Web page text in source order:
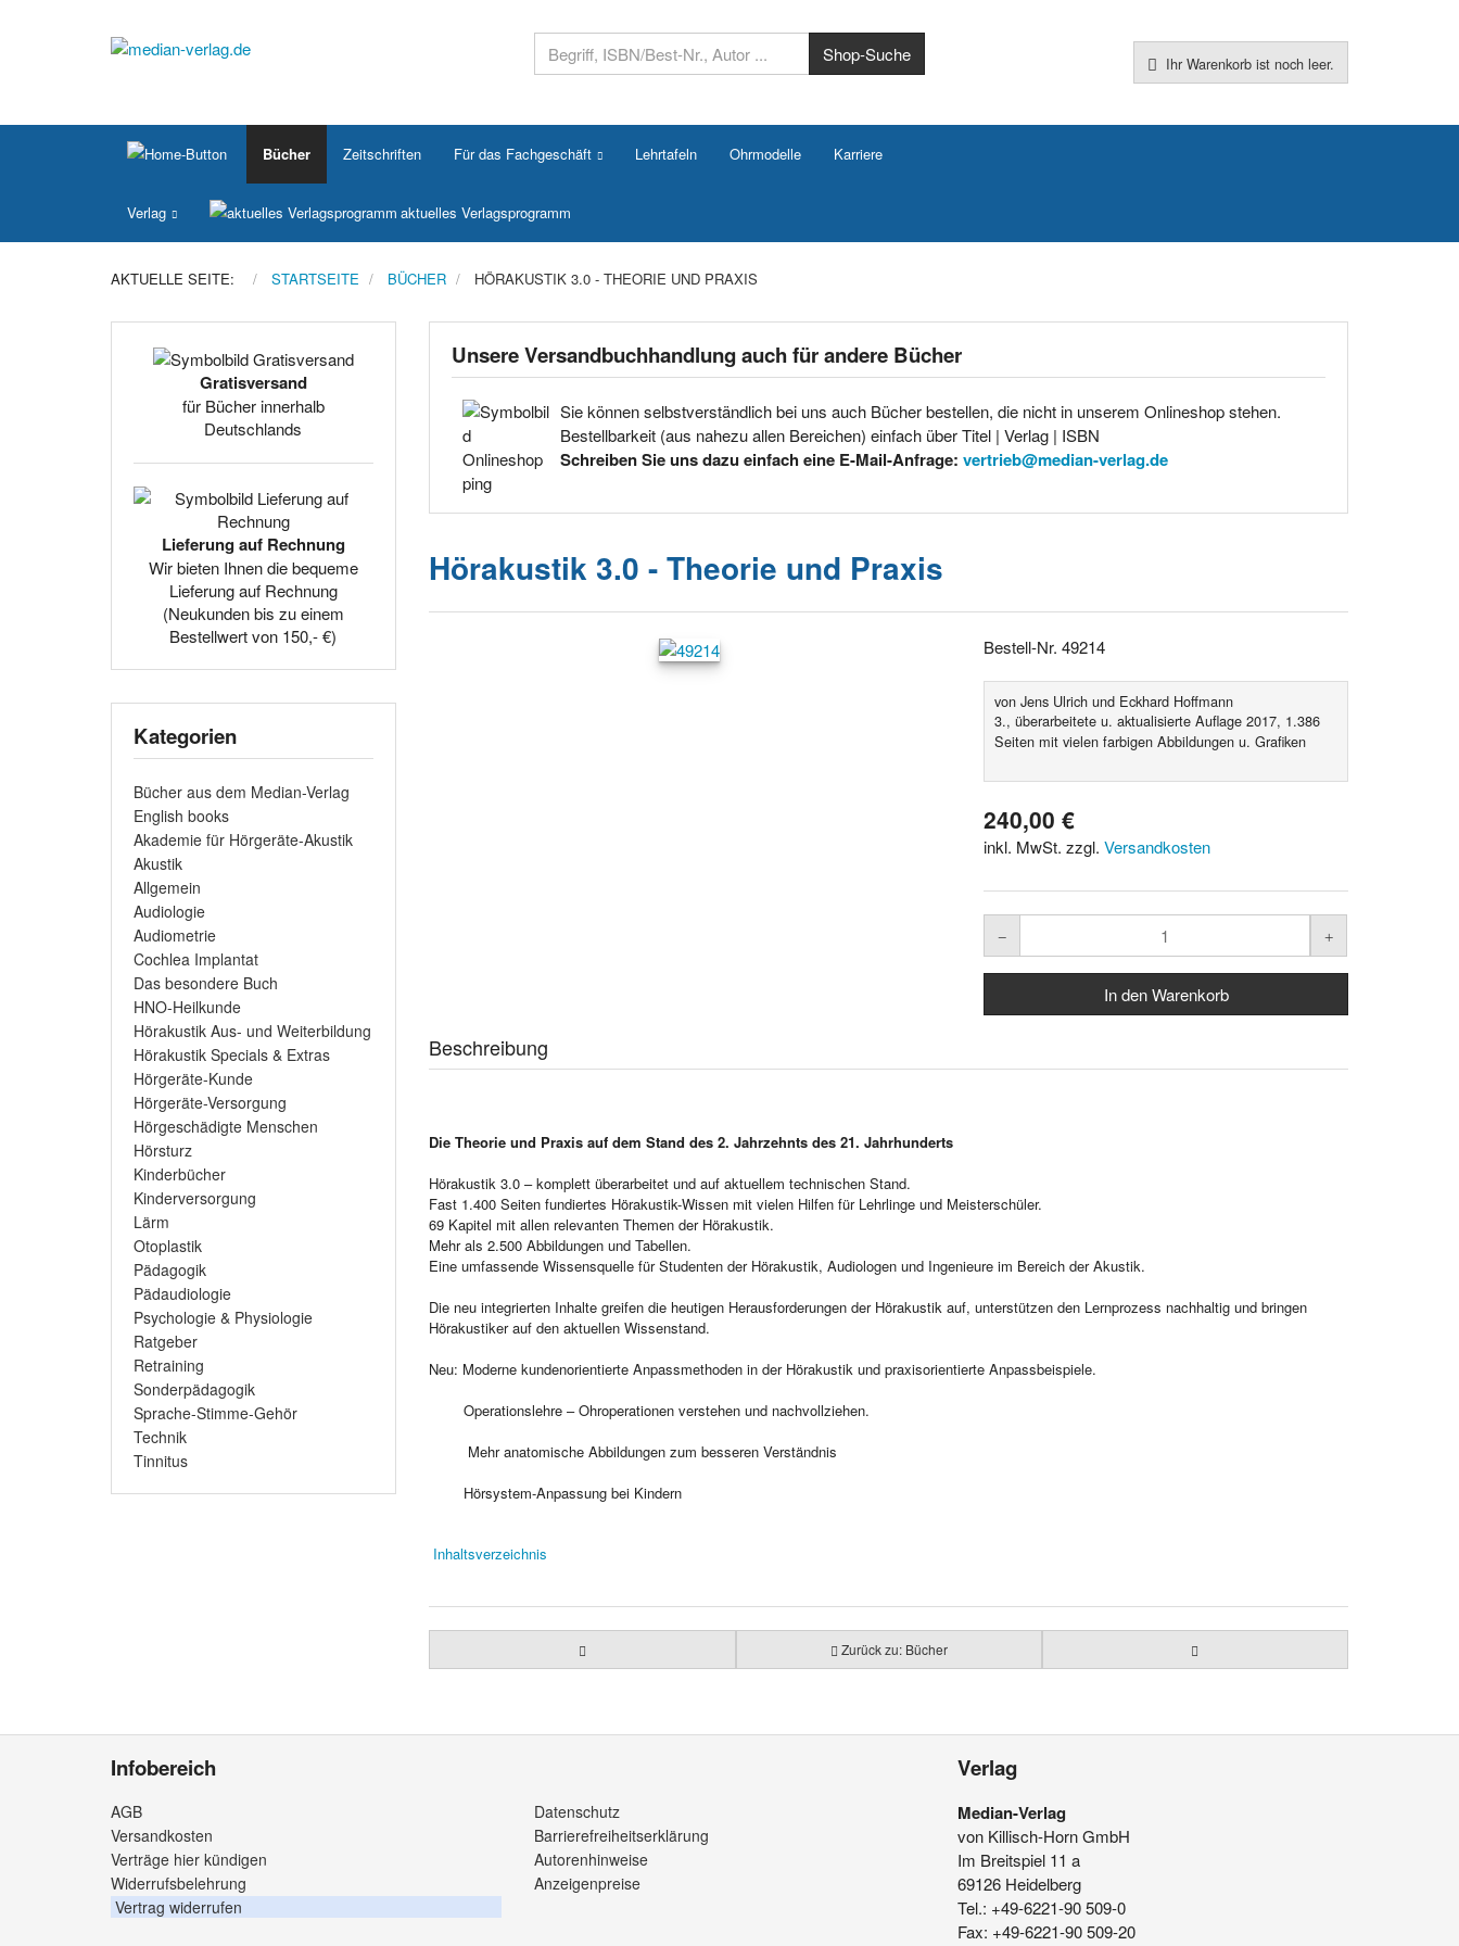
Ihr Warenkorb ist noch leer.
Bücher Zeitschriften Für das Fachgeschäft Lehrtafeln Ohrmodelle Karriere
Verlag aktuelles Verlagsprogramm
AKTUELLE SEITE: STARTSEITE BÜCHER HÖRAKUSTIK 3.0 - THEORIE UND PRAXIS
Unsere Versandbuchhandlung auch für andere Bücher
Sie können selbstverständlich bei uns auch Bücher bestellen, die nicht in unserem Onlineshop stehen.
Bestellbarkeit (aus nahezu allen Bereichen) einfach über Titel | Verlag | ISBN
Schreiben Sie uns dazu einfach eine E-Mail-Anfrage: vertrieb@median-verlag.de
Hörakustik 3.0 - Theorie und Praxis
Bestell-Nr. 49214
von Jens Ulrich und Eckhard Hoffmann
3., überarbeitete u. aktualisierte Auflage 2017, 1.386
Seiten mit vielen farbigen Abbildungen u. Grafiken
240,00 €
inkl. MwSt. zzgl.Versandkosten
Beschreibung
Die Theorie und Praxis auf dem Stand des 2. Jahrzehnts des 21. Jahrhunderts
Hörakustik 3.0 – komplett überarbeitet und auf aktuellem technischen Stand.
Fast 1.400 Seiten fundiertes Hörakustik-Wissen mit vielen Hilfen für Lehrlinge und Meisterschüler.
69 Kapitel mit allen relevanten Themen der Hörakustik.
Mehr als 2.500 Abbildungen und Tabellen.
Eine umfassende Wissensquelle für Studenten der Hörakustik, Audiologen und Ingenieure im Bereich der Akustik.
Die neu integrierten Inhalte greifen die heutigen Herausforderungen der Hörakustik auf, unterstützen den Lernprozess nachhaltig und bringen
Hörakustiker auf den aktuellen Wissenstand.
Neu: Moderne kundenorientierte Anpassmethoden in der Hörakustik und praxisorientierte Anpassbeispiele.
Operationslehre – Ohroperationen verstehen und nachvollziehen.
Mehr anatomische Abbildungen zum besseren Verständnis
Hörsystem-Anpassung bei Kindern
Inhaltsverzeichnis
Zurück zu: Bücher
Gratisversand
für Bücher innerhalb
Deutschlands
Lieferung auf Rechnung
Wir bieten Ihnen die bequeme
Lieferung auf Rechnung
(Neukunden bis zu einem
Bestellwert von 150,- €)
Kategorien
Bücher aus dem Median-Verlag
English books
Akademie für Hörgeräte-Akustik
Akustik
Allgemein
Audiologie
Audiometrie
Cochlea Implantat
Das besondere Buch
HNO-Heilkunde
Hörakustik Aus- und Weiterbildung
Hörakustik Specials & Extras
Hörgeräte-Kunde
Hörgeräte-Versorgung
Hörgeschädigte Menschen
Hörsturz
Kinderbücher
Kinderversorgung
Lärm
Otoplastik
Pädagogik
Pädaudiologie
Psychologie & Physiologie
Ratgeber
Retraining
Sonderpädagogik
Sprache-Stimme-Gehör
Technik
Tinnitus
Infobereich
AGB
Versandkosten
Verträge hier kündigen
Widerrufsbelehrung
Vertrag widerrufen
Datenschutz
Barrierefreiheitserklärung
Autorenhinweise
Anzeigenpreise
Verlag
Median-Verlag
von Killisch-Horn GmbH
Im Breitspiel 11 a
69126 Heidelberg
Tel.: +49-6221-90 509-0
Fax: +49-6221-90 509-20